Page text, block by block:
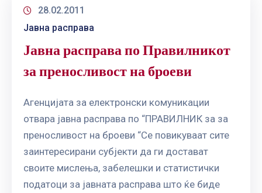
28.02.2011
Јавна расправа
Јавна расправа по Правилникот
за преносливост на броеви
Агенцијата за електронски комуникации
отвара јавна расправа по “ПРАВИЛНИК за за
преносливост на броеви “Се повикуваат сите
заинтересирани субјекти да ги достават
своите мислења, забелешки и статистички
податоци за јавната расправа што ќе биде